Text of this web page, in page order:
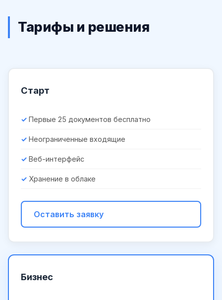
Тарифы и решения
Старт
Первые 25 документов бесплатно
Неограниченные входящие
Веб-интерфейс
Хранение в облаке
Оставить заявку
Бизнес